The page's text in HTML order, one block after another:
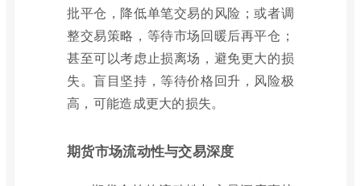
批平仓，降低单笔交易的风险；或者调
整交易策略，等待市场回暖后再平仓；
甚至可以考虑止损离场，避免更大的损
失。盲目坚持，等待价格回升，风险极
高，可能造成更大的损失。
期货市场流动性与交易深度